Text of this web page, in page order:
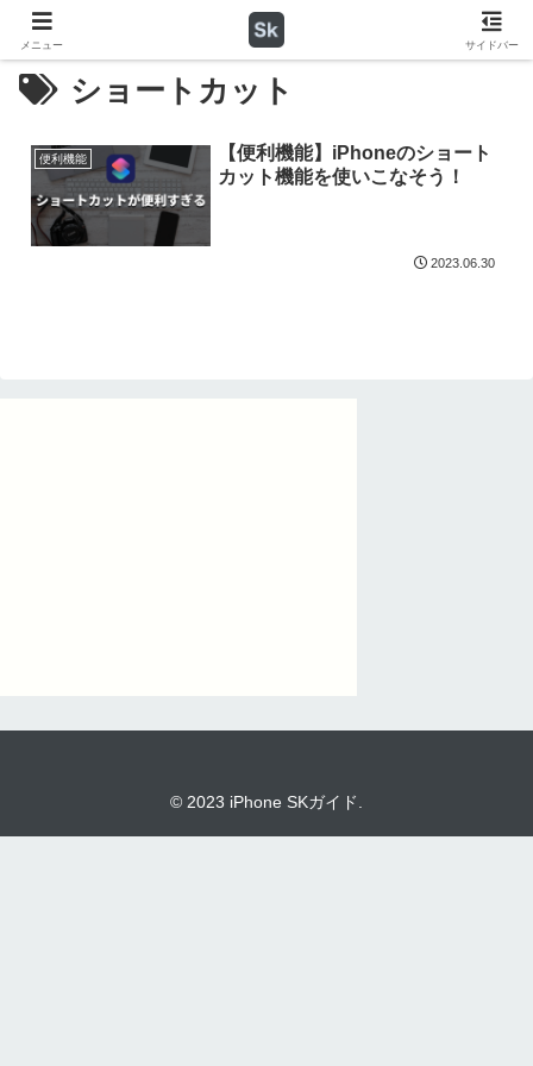
ショートカット
便利機能
【便利機能】iPhoneのショート
カット機能を使いこなそう！
2023.06.30
© 2023 iPhone SKガイド.
メニュー サイドバー